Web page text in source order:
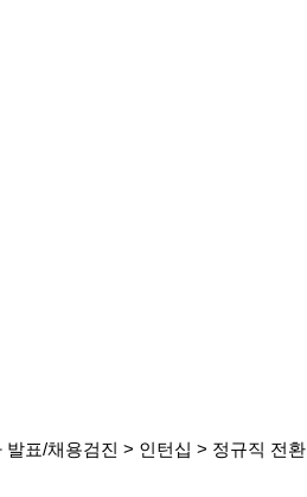
발표/채용검진 > 인턴십 > 정규직 전환